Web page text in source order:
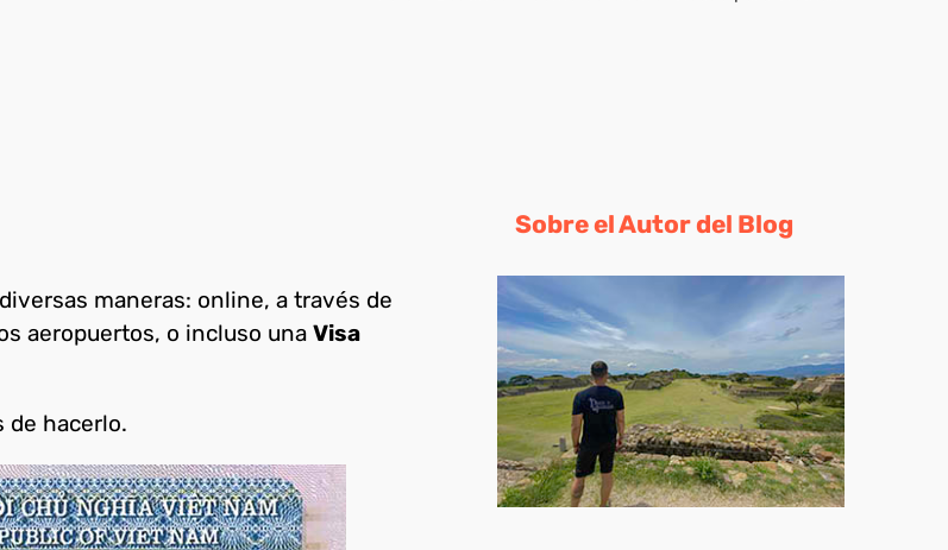
maneras: online, a través de
aeropuertos, o incluso una Visa
de hacerlo.
Sobre el Autor del Blog